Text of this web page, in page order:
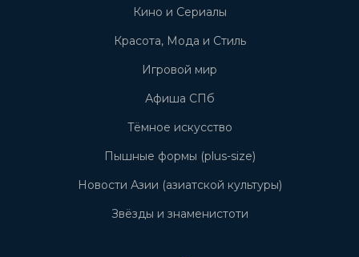
Кино и Сериалы
Красота, Мода и Стиль
Игровой мир
Афиша СПб
Тёмное искусство
Пышные формы (plus-size)
Новости Азии (азиатской культуры)
Звёзды и знаменистоти